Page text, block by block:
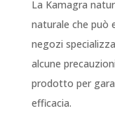
La Kamagra
naturale che può
negozi
alcune
prodotto per
efficacia.